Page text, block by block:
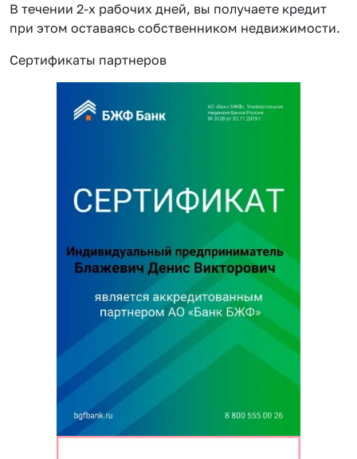
В течении 2-х рабочих дней, вы получаете кредит
при этом оставаясь собственником недвижимости.
Сертификаты партнеров